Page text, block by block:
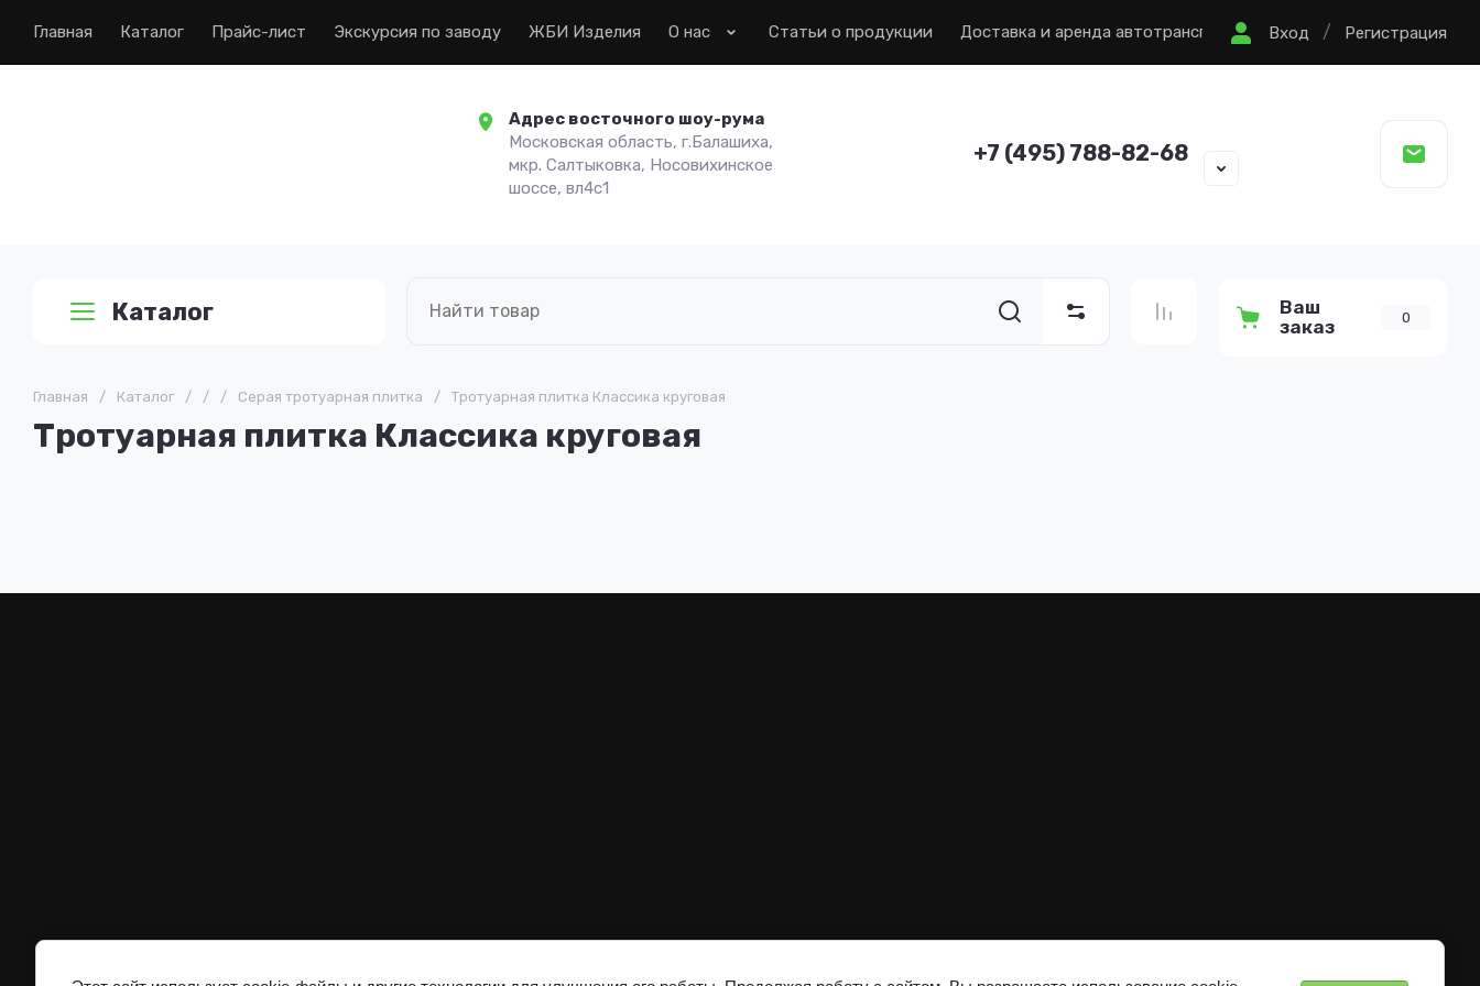
Главная Каталог Прайс-лист Экскурсия по заводу ЖБИ Изделия О нас Статьи о продукции Доставка и аренда автотранспорта Политика в отношении
Вход / Регистрация
Адрес восточного шоу-рума
Московская область, г.Балашиха,
мкр. Салтыковка, Носовихинское
шоссе, вл4с1
+7 (495) 788-82-68
Каталог
Ваш
заказ
0
Главная / Каталог / / / Серая тротуарная плитка / Тротуарная плитка Классика круговая
Тротуарная плитка Классика круговая